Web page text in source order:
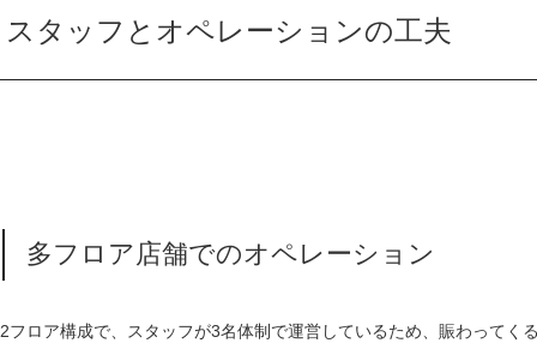
スタッフとオペレーションの工夫
多フロア店舗でのオペレーション
2フロア構成で、スタッフが3名体制で運営しているため、賑わってく